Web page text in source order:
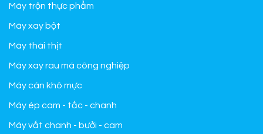
Máy trộn thực phẩm
Máy xay bột
Máy thái thịt
Máy xay rau má công nghiệp
Máy cán khô mực
Máy ép cam - tắc - chanh
Máy vắt chanh - bưởi - cam